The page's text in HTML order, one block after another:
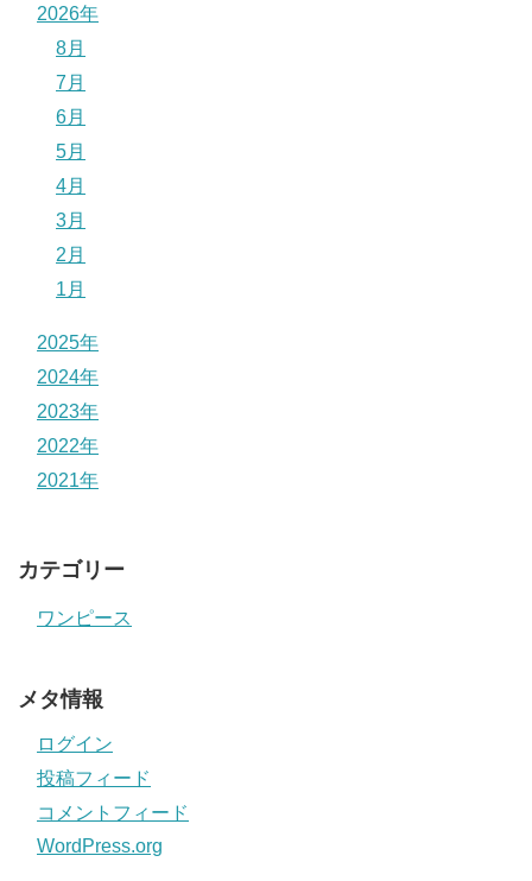
2026年
8月
7月
6月
5月
4月
3月
2月
1月
2025年
2024年
2023年
2022年
2021年
カテゴリー
ワンピース
メタ情報
ログイン
投稿フィード
コメントフィード
WordPress.org